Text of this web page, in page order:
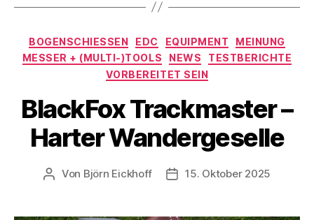
Kategorien
BOGENSCHIESSEN EDC EQUIPMENT
MEINUNG
MESSER + (MULTI-)TOOLS
NEWS
TESTBERICHTE
VORBEREITET SEIN
BlackFox Trackmaster –
Harter Wandergeselle
Beitragsautor
Von Björn Eickhoff Veröffentlichungsdatum
15. Oktober 2025